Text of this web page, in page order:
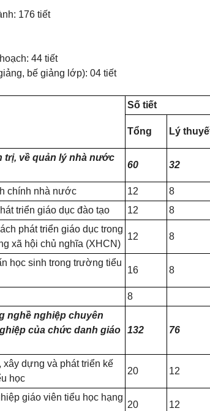
176 tiết
44 tiết
bế giảng lớp): 04 tiết
Số tiết
Tổng Lý
trị, về quản lý nhà nước
60 32
chính nhà nước 12 8
triển giáo dục đào tạo 12 8
phát triển giáo dục trong
xã hội chủ nghĩa (XHCN)
12 8
học sinh trong trường tiểu
16 8
8
nghề nghiệp chuyên
của chức danh giáo
132 76
dựng và phát triển kế
học
20 12
giáo viên tiểu học hạng
20 12